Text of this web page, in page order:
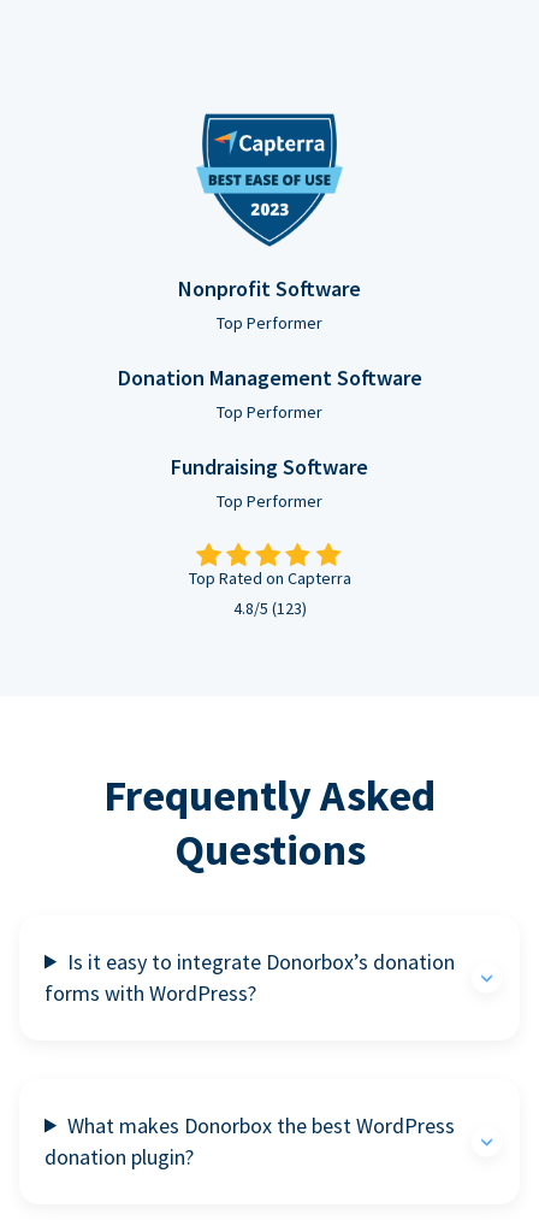
Nonprofit Software
Top Performer
Donation Management Software
Top Performer
Fundraising Software
Top Performer
Top Rated on Capterra
4.8/5 (123)
Frequently Asked
Questions
Is it easy to integrate Donorbox’s donation
forms with WordPress?
What makes Donorbox the best WordPress
donation plugin?